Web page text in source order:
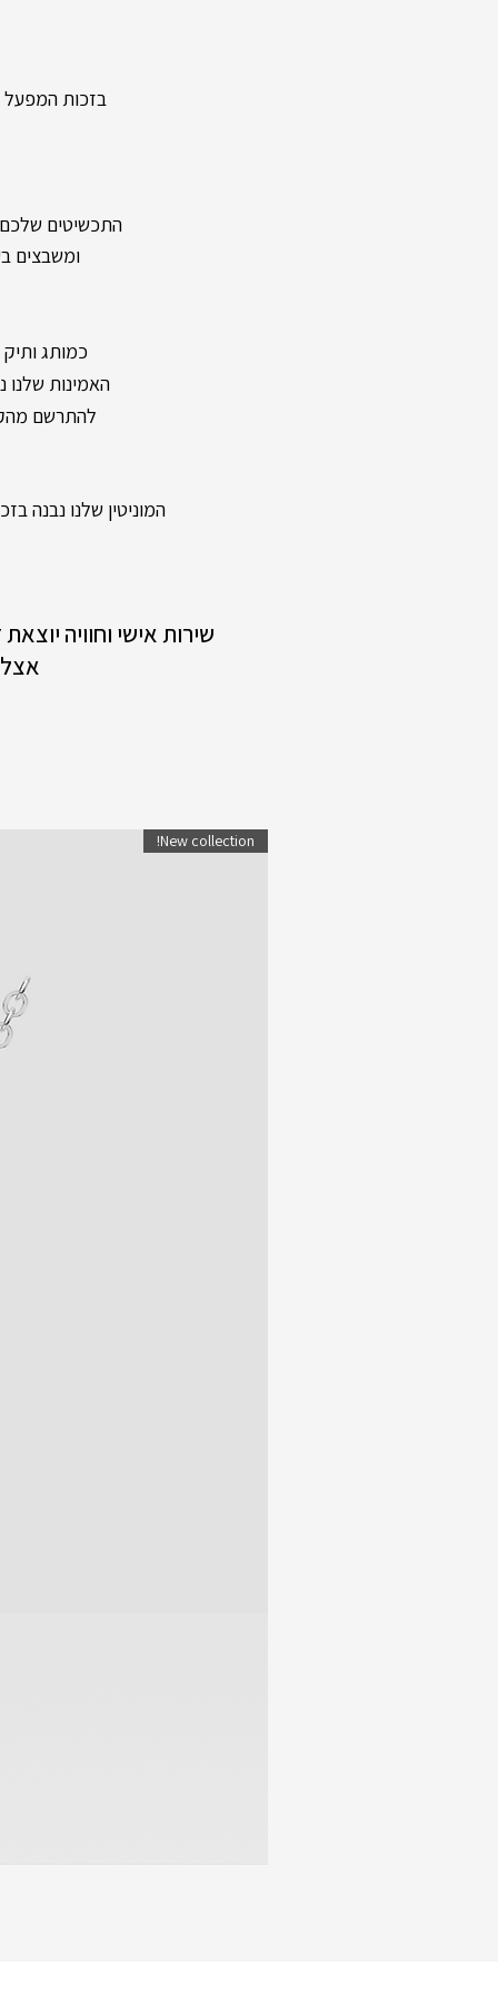
בזכות המפעל
התכשיטים שלכם
ומשבצים
כמותג ותיק
האמינות שלנו נשענת על מעל 40 שנות וותק
להתרשם
המוניטין שלנו נבנה
שירות אישי וחוויה
New collection!